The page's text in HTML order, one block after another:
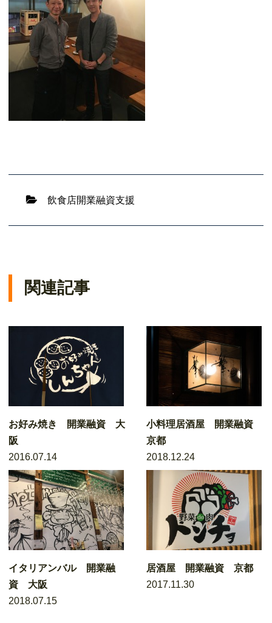
飲食店開業融資支援
関連記事
お好み焼き 開業融資 大
阪
2016.07.14
小料理居酒屋 開業融資
京都
2018.12.24
イタリアンバル 開業融
資 大阪
2018.07.15
居酒屋 開業融資 京都
2017.11.30